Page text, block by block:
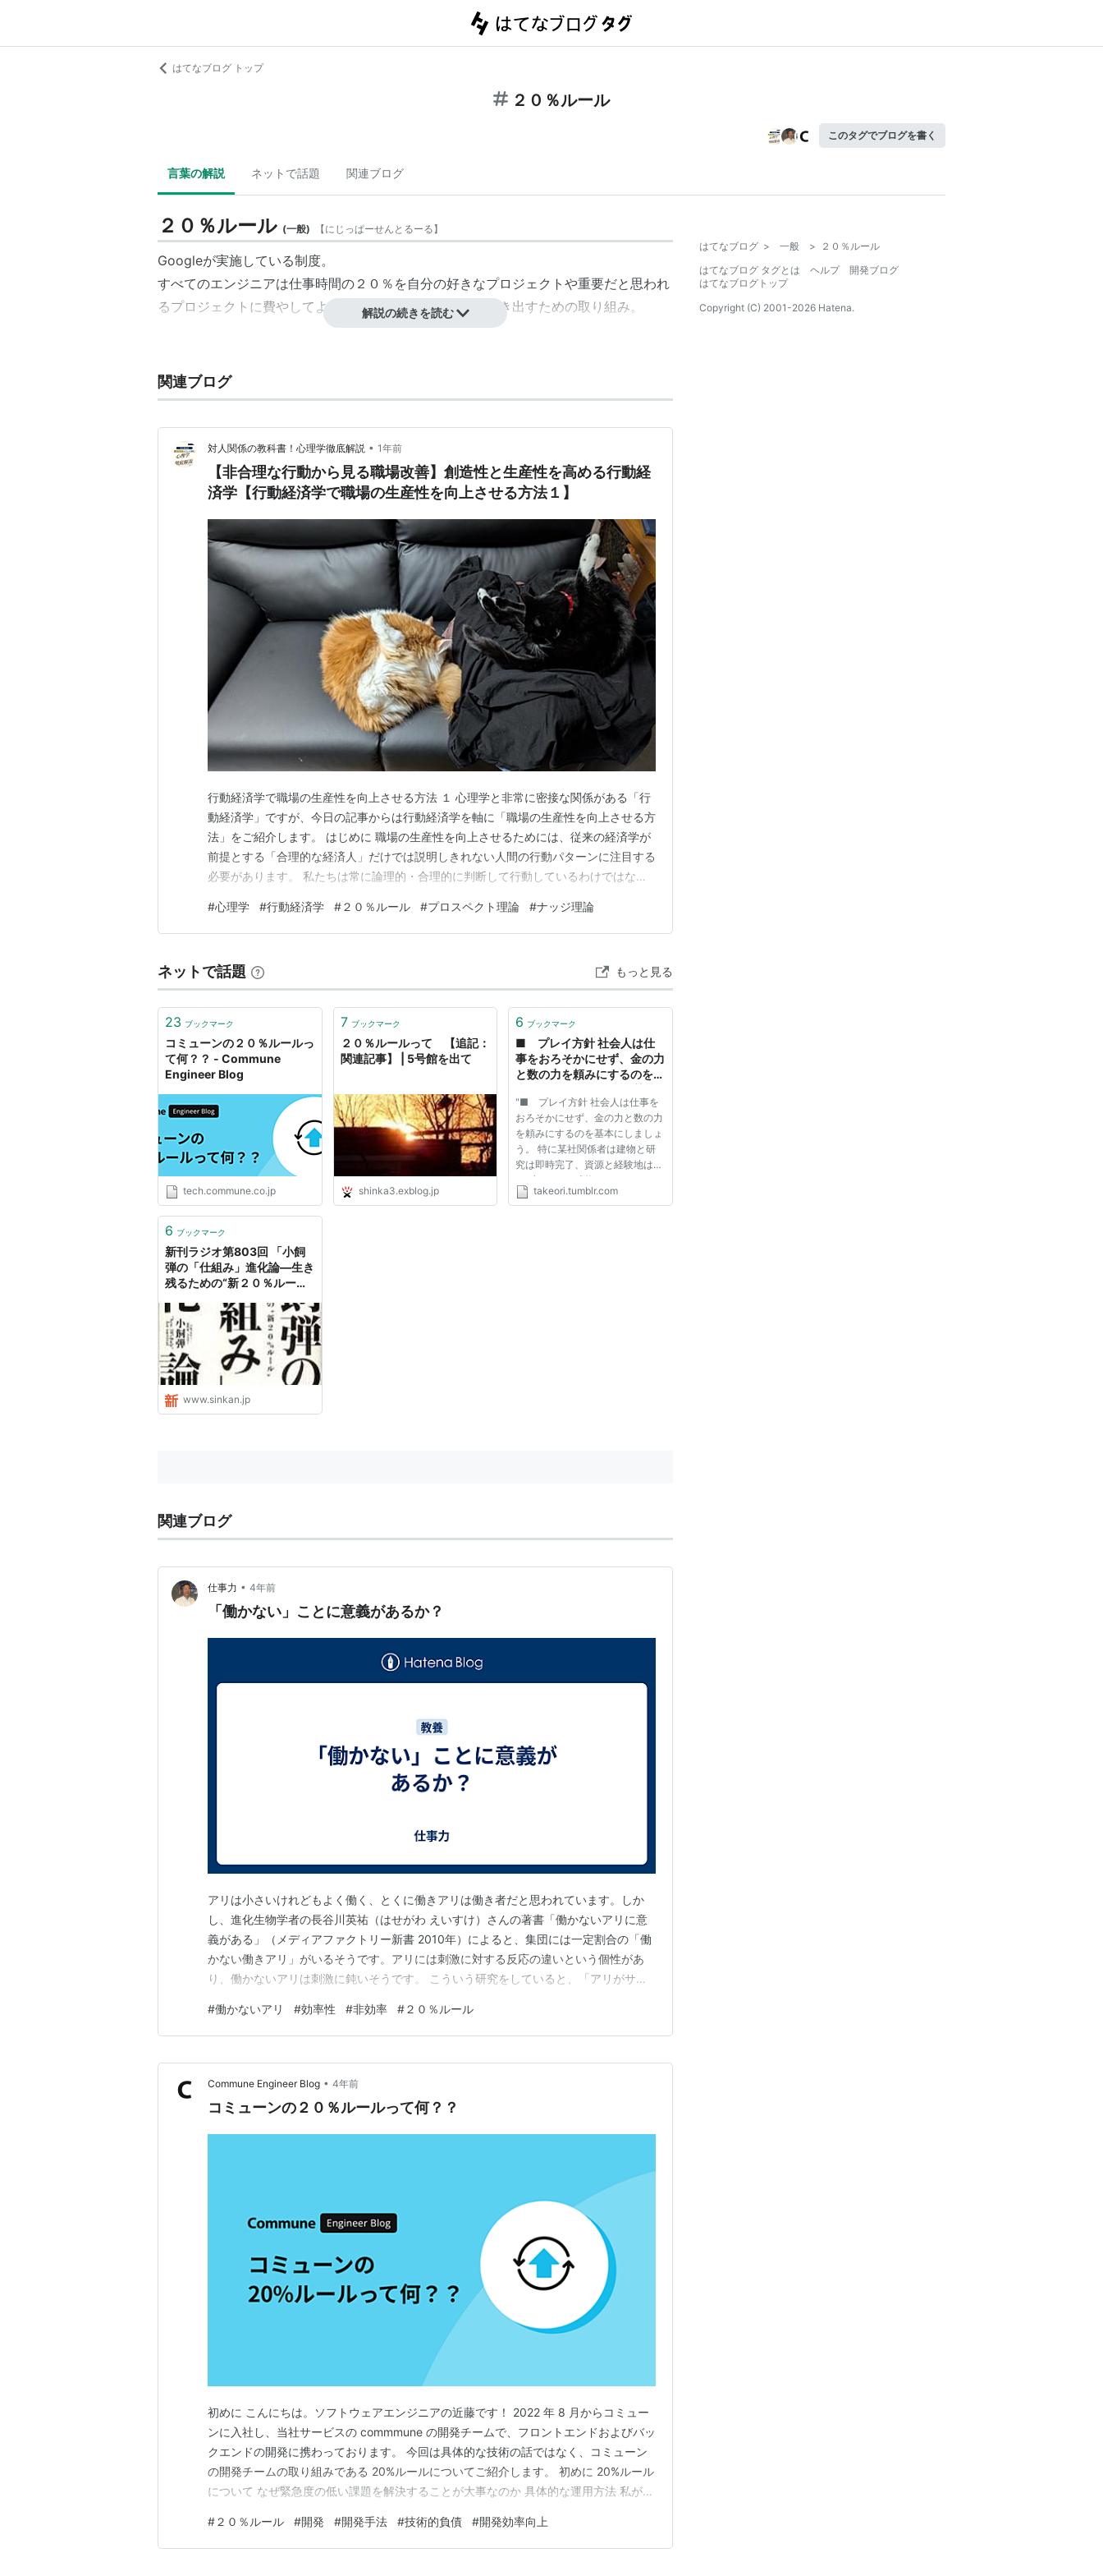
はてなブログ トップ
２０％ルール
このタグでブログを書く
言葉の解説 ネットで話題 関連ブログ
２０％ルール (一般) 【にじっぱーせんとるーる】
Googleが実施している制度。
すべてのエンジニアは仕事時間の２０％を自分の好きなプロジェクトや重要だと思われ
るプロジェクトに費やしてよいとする、社員のやる気を引き出すための取り組み。
解説の続きを読む
関連ブログ
対人関係の教科書！心理学徹底解説 • 1年前
【非合理な行動から見る職場改善】創造性と生産性を高める行動経
済学【行動経済学で職場の生産性を向上させる方法１】
行動経済学で職場の生産性を向上させる方法 １ 心理学と非常に密接な関係がある「行
動経済学」ですが、今日の記事からは行動経済学を軸に「職場の生産性を向上させる方
法」をご紹介します。 はじめに 職場の生産性を向上させるためには、従来の経済学が
前提とする「合理的な経済人」だけでは説明しきれない人間の行動パターンに注目する
必要があります。 私たちは常に論理的・合理的に判断して行動しているわけではな
「非合理」な人間の行動を前提としつつ、職場の制度設計やマネジメントを見直す視点
を与えてくれるのが、行動経済学です。 この記事では、G…
#心理学 #行動経済学 #２０％ルール #プロスペクト理論 #ナッジ理論
ネットで話題 もっと見る
23 ブックマーク
コミューンの２０％ルールっ
て何？？ - Commune
Engineer Blog
tech.commune.co.jp
7 ブックマーク
２０％ルールって 【追記：
関連記事】 | 5号館を出て
shinka3.exblog.jp
6 ブックマーク
■ プレイ方針 社会人は仕
事をおろそかにせず、金の力
と数の力を頼みにするのを基
関係者は建物と研究は即時完
了、資源と経験地は常にブー
スト、武将カードはCPを消
費して引くものだと認識して
ください。 生活に影響がで
ないよう給与の２割までの資
金投入は認めます。（２０％
"■ プレイ方針 社会人は仕事を
おろそかにせず、金の力と数の力
を頼みにするのを基本にしましょ
う。 特に某社関係者は建物と研
究は即時完了、資源と経験地は常
にブースト、武将カードはCPを
消費して引くものだと認識してく
takeori.tumblr.com
6 ブックマーク
新刊ラジオ第803回 「小飼
弾の「仕組み」進化論―生き
残るための“新２０％ルー
www.sinkan.jp
関連ブログ
仕事力 • 4年前
「働かない」ことに意義があるか？
アリは小さいけれどもよく働く、とくに働きアリは働き者だと思われています。しか
し、進化生物学者の長谷川英祐（はせがわ えいすけ）さんの著書「働かないアリに意
義がある」（メディアファクトリー新書 2010年）によると、集団には一定割合の「働
かない働きアリ」がいるそうです。アリには刺激に対する反応の違いという個性があ
り、働かないアリは刺激に鈍いそうです。 こういう研究をしていると、「アリがサボ
観察するには体力を必要とし、ハードなんですが。 ところで、働いていたアリが疲労
で働けなくなると、「働かない働きアリ」たちが働きだしま…
#働かないアリ #効率性 #非効率 #２０％ルール
Commune Engineer Blog • 4年前
コミューンの２０％ルールって何？？
初めに こんにちは。ソフトウェアエンジニアの近藤です！ 2022 年 8 月からコミュー
ンに入社し、当社サービスの commmune の開発チームで、フロントエンドおよびバッ
クエンドの開発に携わっております。 今回は具体的な技術の話ではなく、コミューン
の開発チームの取り組みである 20%ルールについてご紹介します。 初めに 20%ルール
について なぜ緊急度の低い課題を解決することが大事なのか 具体的な運用方法 私が実
後 20%ルールを使って取り組みたいこと まとめ
#２０％ルール #開発 #開発手法 #技術的負債 #開発効率向上
はてなブログ > 一般 >
２０％ルール
はてなブログ タグとは
ヘルプ
開発ブログ
はてなブログトップ
Copyright (C) 2001-2026 Hatena.